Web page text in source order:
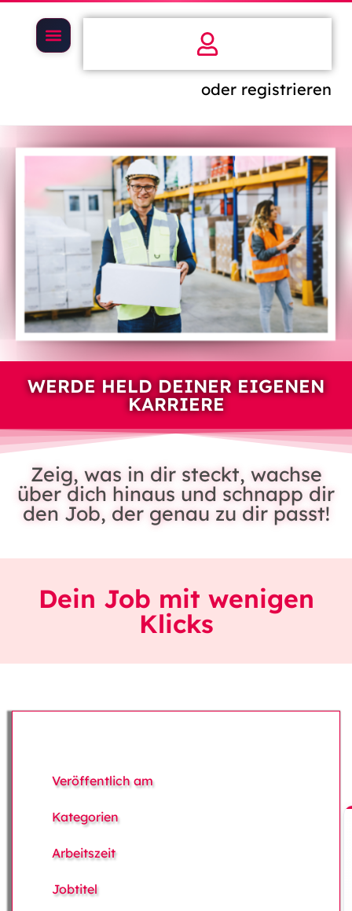
oder registrieren
WERDE HELD DEINER EIGENEN
KARRIERE
Zeig, was in dir steckt, wachse
über dich hinaus und schnapp dir
den Job, der genau zu dir passt!
Dein Job mit wenigen
Klicks
Veröffentlich am
Kategorien
Arbeitszeit
Jobtitel